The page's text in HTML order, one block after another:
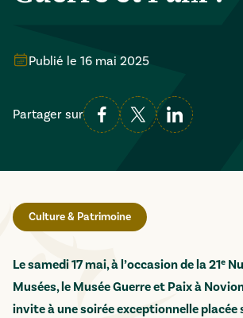
Publié le 16 mai 2025
Partager sur
Culture & Patrimoine
Le samedi 17 mai, à l’occasion de la 21ᵉ
Musées, le Musée Guerre et Paix à
invite à une soirée exceptionnelle placée